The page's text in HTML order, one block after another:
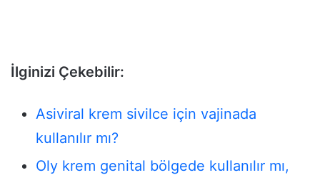
İlginizi Çekebilir:
Asiviral krem sivilce için vajinada
kullanılır mı?
Oly krem genital bölgede kullanılır mı,